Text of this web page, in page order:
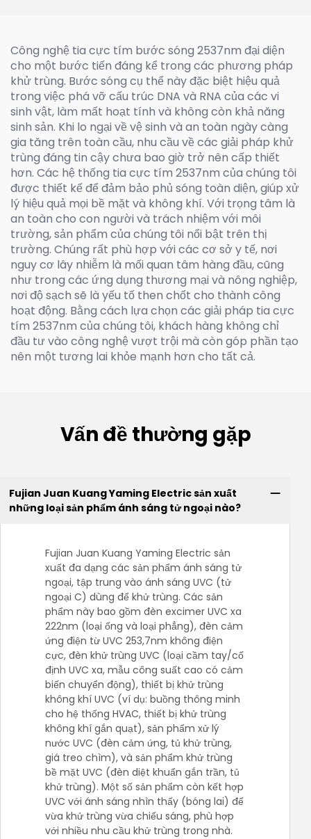
Công nghệ tia cực tím bước sóng 2537nm đại diện
cho một bước tiến đáng kể trong các phương pháp
khử trùng. Bước sóng cụ thể này đặc biệt hiệu quả
trong việc phá vỡ cấu trúc DNA và RNA của các vi
sinh vật, làm mất hoạt tính và không còn khả năng
sinh sản. Khi lo ngại về vệ sinh và an toàn ngày càng
gia tăng trên toàn cầu, nhu cầu về các giải pháp khử
trùng đáng tin cậy chưa bao giờ trở nên cấp thiết
hơn. Các hệ thống tia cực tím 2537nm của chúng tôi
được thiết kế để đảm bảo phủ sóng toàn diện, giúp xử
lý hiệu quả mọi bề mặt và không khí. Với trọng tâm là
an toàn cho con người và trách nhiệm với môi
trường, sản phẩm của chúng tôi nổi bật trên thị
trường. Chúng rất phù hợp với các cơ sở y tế, nơi
nguy cơ lây nhiễm là mối quan tâm hàng đầu, cũng
như trong các ứng dụng thương mại và nông nghiệp,
nơi độ sạch sẽ là yếu tố then chốt cho thành công
hoạt động. Bằng cách lựa chọn các giải pháp tia cực
tím 2537nm của chúng tôi, khách hàng không chỉ
đầu tư vào công nghệ vượt trội mà còn góp phần tạo
nên một tương lai khỏe mạnh hơn cho tất cả.
Vấn đề thường gặp
Fujian Juan Kuang Yaming Electric sản xuất
những loại sản phẩm ánh sáng tử ngoại nào?
Fujian Juan Kuang Yaming Electric sản
xuất đa dạng các sản phẩm ánh sáng tử
ngoại, tập trung vào ánh sáng UVC (tử
ngoại C) dùng để khử trùng. Các sản
phẩm này bao gồm đèn excimer UVC xa
222nm (loại ống và loại phẳng), đèn cảm
ứng điện từ UVC 253,7nm không điện
cực, đèn khử trùng UVC (loại cầm tay/cố
định UVC xa, mẫu công suất cao có cảm
biến chuyển động), thiết bị khử trùng
không khí UVC (ví dụ: buồng thông minh
cho hệ thống HVAC, thiết bị khử trùng
không khí gắn quạt), sản phẩm xử lý
nước UVC (đèn cảm ứng, tủ khử trùng,
giá treo chìm), và sản phẩm khử trùng
bề mặt UVC (đèn diệt khuẩn gắn trần, tủ
khử trùng). Một số sản phẩm còn kết hợp
UVC với ánh sáng nhìn thấy (bóng lai) để
vừa khử trùng vừa chiếu sáng, phù hợp
với nhiều nhu cầu khử trùng trong nhà.